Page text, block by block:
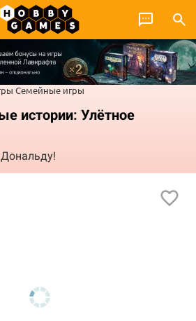
Семейные игры
истории: Улётное